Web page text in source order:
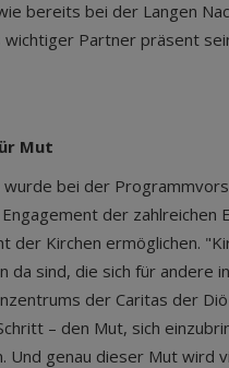
bereits bei der Langen
Partner präsent
Mut
wurde bei der
der zahlreichen
der Kirchen ermöglichen.
da sind, die sich für andere
der Caritas der
– den Mut, sich
Und genau dieser Mut wird